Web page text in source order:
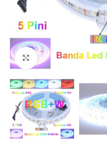
Mărește imaginea